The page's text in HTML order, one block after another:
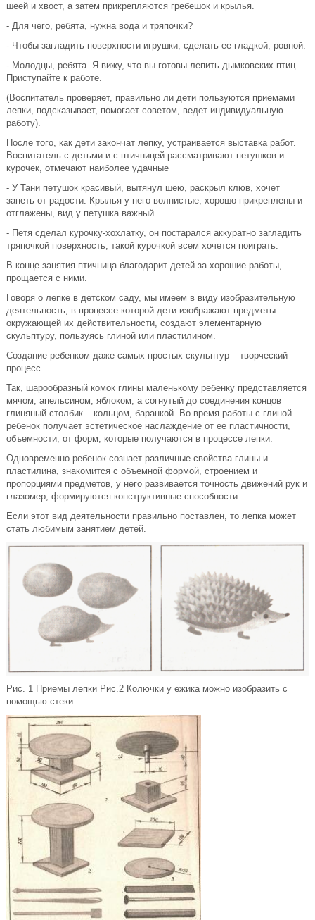
шеей и хвост, а затем прикрепляются гребешок и крылья.
- Для чего, ребята, нужна вода и тряпочки?
- Чтобы загладить поверхности игрушки, сделать ее гладкой, ровной.
- Молодцы, ребята. Я вижу, что вы готовы лепить дымковских птиц.
Приступайте к работе.
(Воспитатель проверяет, правильно ли дети пользуются приемами
лепки, подсказывает, помогает советом, ведет индивидуальную
работу).
После того, как дети закончат лепку, устраивается выставка работ.
Воспитатель с детьми и с птичницей рассматривают петушков и
курочек, отмечают наиболее удачные
- У Тани петушок красивый, вытянул шею, раскрыл клюв, хочет
запеть от радости. Крылья у него волнистые, хорошо прикреплены и
отглажены, вид у петушка важный.
- Петя сделал курочку-хохлатку, он постарался аккуратно загладить
тряпочкой поверхность, такой курочкой всем хочется поиграть.
В конце занятия птичница благодарит детей за хорошие работы,
прощается с ними.
Говоря о лепке в детском саду, мы имеем в виду изобразительную
деятельность, в процессе которой дети изображают предметы
окружающей их действительности, создают элементарную
скульптуру, пользуясь глиной или пластилином.
Создание ребенком даже самых простых скульптур – творческий
процесс.
Так, шарообразный комок глины маленькому ребенку представляется
мячом, апельсином, яблоком, а согнутый до соединения концов
глиняный столбик – кольцом, баранкой. Во время работы с глиной
ребенок получает эстетическое наслаждение от ее пластичности,
объемности, от форм, которые получаются в процессе лепки.
Одновременно ребенок сознает различные свойства глины и
пластилина, знакомится с объемной формой, строением и
пропорциями предметов, у него развивается точность движений рук и
глазомер, формируются конструктивные способности.
Если этот вид деятельности правильно поставлен, то лепка может
стать любимым занятием детей.
Рис. 1 Приемы лепки Рис.2 Колючки у ежика можно изобразить с
помощью стеки